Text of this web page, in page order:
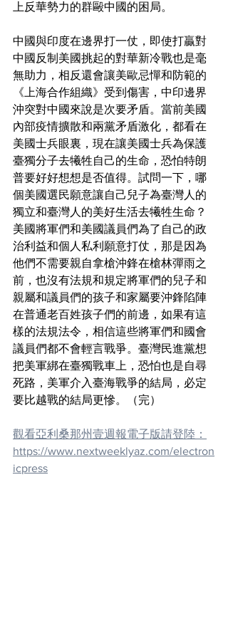
上反華勢力的群毆中國的困局。
中國與印度在邊界打一仗，即使打贏對
中國反制美國挑起的對華新冷戰也是毫
無助力，相反還會讓美歐忌憚和防範的
《上海合作組織》受到傷害，中印邊界
沖突對中國來說是次要矛盾。當前美國
內部疫情擴散和兩黨矛盾激化，都看在
美國士兵眼裏，現在讓美國士兵為保護
臺獨分子去犧牲自己的生命，恐怕特朗
普要好好想想是否值得。試問一下，哪
個美國選民願意讓自己兒子為臺灣人的
獨立和臺灣人的美好生活去犧牲生命？
美國將軍們和美國議員們為了自己的政
治利益和個人私利願意打仗，那是因為
他們不需要親自拿槍沖鋒在槍林彈雨之
前，也沒有法規和規定將軍們的兒子和
親屬和議員們的孩子和家屬要沖鋒陷陣
在普通老百姓孩子們的前邊，如果有這
樣的法規法令，相信這些將軍們和國會
議員們都不會輕言戰爭。臺灣民進黨想
把美軍綁在臺獨戰車上，恐怕也是自尋
死路，美軍介入臺海戰爭的結局，必定
要比越戰的結局更慘。（完）
觀看亞利桑那州壹週報電子版請登陸：
https://www.nextweeklyaz.com/electron
icpress